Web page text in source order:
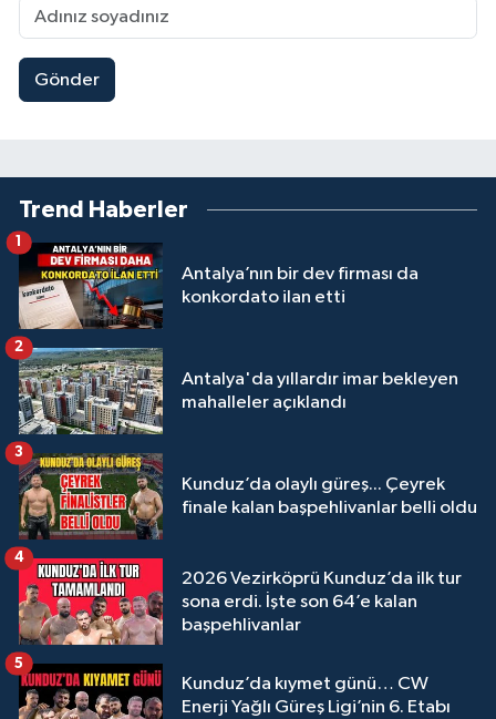
Gönder
Trend Haberler
Antalya’nın bir dev firması da
konkordato ilan etti
Antalya'da yıllardır imar bekleyen
mahalleler açıklandı
2
Kunduz’da olaylı güreş... Çeyrek
finale kalan başpehlivanlar belli oldu
3
2026 Vezirköprü Kunduz’da ilk tur
sona erdi. İşte son 64’e kalan
başpehlivanlar
4
Kunduz’da kıymet günü… CW
Enerji Yağlı Güreş Ligi’nin 6. Etabı
5